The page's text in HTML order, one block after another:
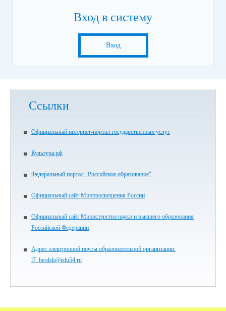
Вход в систему
Вход
Ссылки
Официальный интернет-портал государственных услуг
Культура.рф
Федеральный портал "Российское образование"
Официальный сайт Минпросвещения России
Официальный сайт Министерства науки и высшего образования
Российской Федерации
Адрес электронной почты образовательной организации:
l7_berdsk@edu54.ru